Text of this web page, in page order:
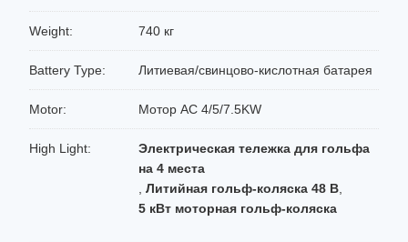
Weight: 740 кг
Battery Type: Литиевая/свинцово-кислотная батарея
Motor: Мотор AC 4/5/7.5KW
High Light:
Электрическая тележка для гольфа
на 4 места
Литийная гольф-коляска 48 В
5 кВт моторная гольф-коляска